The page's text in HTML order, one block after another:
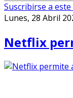
Suscribirse a este
Lunes, 28 Abril
Netflix